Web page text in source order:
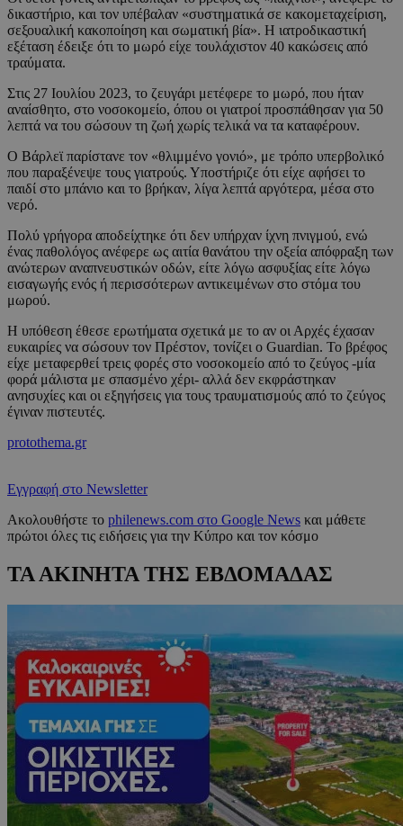
δικαστήριο, και τον υπέβαλαν «συστηματικά σε κακομεταχείριση,
σεξουαλική κακοποίηση και σωματική βία». Η ιατροδικαστική
εξέταση έδειξε ότι το μωρό είχε τουλάχιστον 40 κακώσεις από
τραύματα.
Στις 27 Ιουλίου 2023, το ζευγάρι μετέφερε το μωρό, που ήταν
αναίσθητο, στο νοσοκομείο, όπου οι γιατροί προσπάθησαν για 50
λεπτά να του σώσουν τη ζωή χωρίς τελικά να τα καταφέρουν.
Ο Βάρλεϊ παρίστανε τον «θλιμμένο γονιό», με τρόπο υπερβολικό
που παραξένεψε τους γιατρούς. Υποστήριζε ότι είχε αφήσει το
παιδί στο μπάνιο και το βρήκαν, λίγα λεπτά αργότερα, μέσα στο
νερό.
Πολύ γρήγορα απoδείχτηκε ότι δεν υπήρχαν ίχνη πνιγμού, ενώ
ένας παθολόγος ανέφερε ως αιτία θανάτου την οξεία απόφραξη των
ανώτερων αναπνευστικών οδών, είτε λόγω ασφυξίας είτε λόγω
εισαγωγής ενός ή περισσότερων αντικειμένων στο στόμα του
μωρού.
Η υπόθεση έθεσε ερωτήματα σχετικά με το αν οι Αρχές έχασαν
ευκαιρίες να σώσουν τον Πρέστον, τονίζει ο Guardian. Το βρέφος
είχε μεταφερθεί τρεις φορές στο νοσοκομείο από το ζεύγος -μία
φορά μάλιστα με σπασμένο χέρι- αλλά δεν εκφράστηκαν
ανησυχίες και οι εξηγήσεις για τους τραυματισμούς από το ζεύγος
έγιναν πιστευτές.
protothema.gr
Εγγραφή στο Newsletter
Ακολουθήστε το philenews.com στο Google News και μάθετε
πρώτοι όλες τις ειδήσεις για την Κύπρο και τον κόσμο
ΤΑ ΑΚΙΝΗΤΑ ΤΗΣ ΕΒΔΟΜΑΔΑΣ